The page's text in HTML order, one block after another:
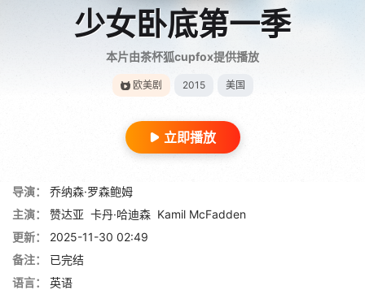
少女卧底第一季
本片由茶杯狐cupfox提供播放
欧美剧 2015 美国
立即播放
导演：
乔纳森·罗森鲍姆
主演：
赞达亚 卡丹·哈迪森 Kamil McFadden
更新：
2025-11-30 02:49
备注：
已完结
语言：
英语